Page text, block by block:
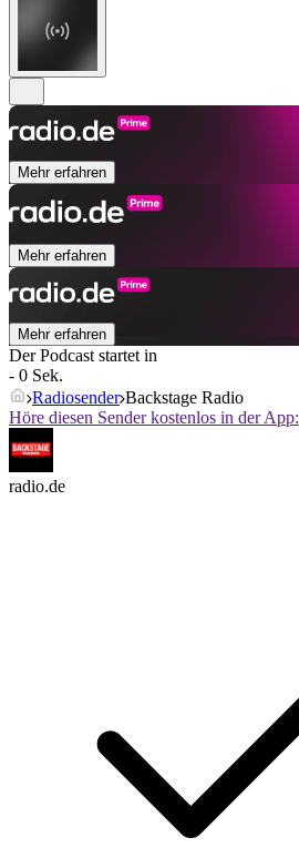
Mehr erfahren
Mehr erfahren
Mehr erfahren
Der Podcast startet in
- 0 Sek.
Radiosender Backstage Radio
Höre diesen Sender kostenlos in der App:
radio.de